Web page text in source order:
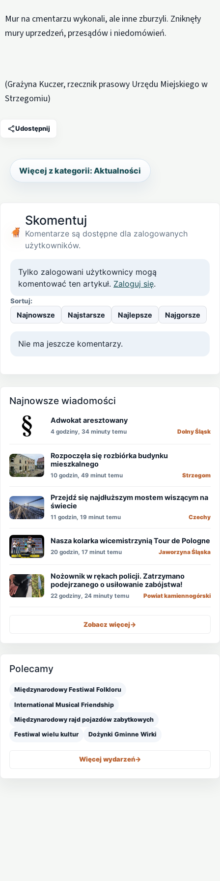
Mur na cmentarzu wykonali, ale inne zburzyli. Zniknęły
mury uprzedzeń, przesądów i niedomówień.
(Grażyna Kuczer, rzecznik prasowy Urzędu Miejskiego w
Strzegomiu)
Udostępnij
Więcej z kategorii: Aktualności
Skomentuj
Komentarze są dostępne dla zalogowanych
użytkowników.
Tylko zalogowani użytkownicy mogą
komentować ten artykuł. Zaloguj się.
Sortuj:
Najnowsze Najstarsze Najlepsze Najgorsze
Nie ma jeszcze komentarzy.
Najnowsze wiadomości
Adwokat aresztowany
4 godziny, 34 minuty temu Dolny Śląsk
Rozpoczęła się rozbiórka budynku
mieszkalnego
10 godzin, 49 minut temu Strzegom
Przejdź się najdłuższym mostem wiszącym na
świecie
11 godzin, 19 minut temu Czechy
Nasza kolarka wicemistrzynią Tour de Pologne
20 godzin, 17 minut temu Jaworzyna Śląska
Nożownik w rękach policji. Zatrzymano
podejrzanego o usiłowanie zabójstwa!
22 godziny, 24 minuty temu Powiat kamiennogórski
Zobacz więcej->
Polecamy
Międzynarodowy Festiwal Folkloru
International Musical Friendship
Międzynarodowy rajd pojazdów zabytkowych
Festiwal wielu kultur Dożynki Gminne Wirki
Więcej wydarzeń->